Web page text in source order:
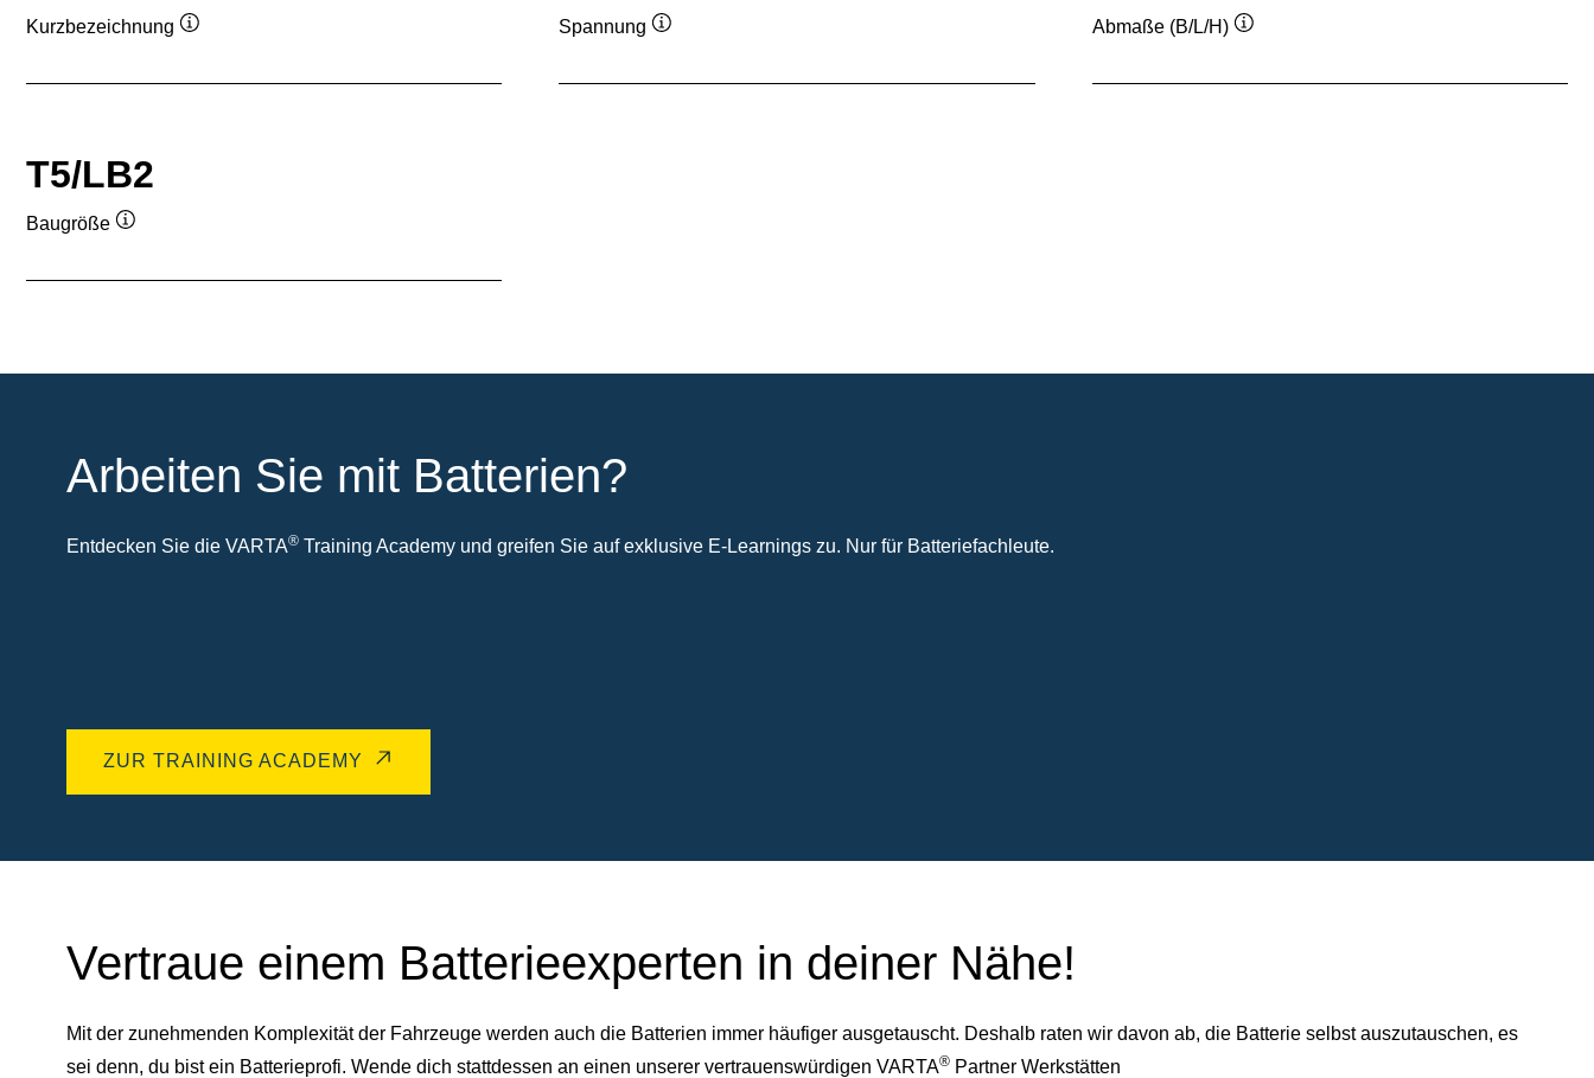
Kurzbezeichnung
Spannung
Abmaße (B/L/H)
T5/LB2
Baugröße
Arbeiten Sie mit Batterien?
Entdecken Sie die VARTA® Training Academy und greifen Sie auf exklusive E-Learnings zu. Nur für Batteriefachleute.
ZUR TRAINING ACADEMY
Vertraue einem Batterieexperten in deiner Nähe!
Mit der zunehmenden Komplexität der Fahrzeuge werden auch die Batterien immer häufiger ausgetauscht. Deshalb raten wir davon ab, die Batterie selbst auszutauschen, es
sei denn, du bist ein Batterieprofi. Wende dich stattdessen an einen unserer vertrauenswürdigen VARTA® Partner Werkstätten